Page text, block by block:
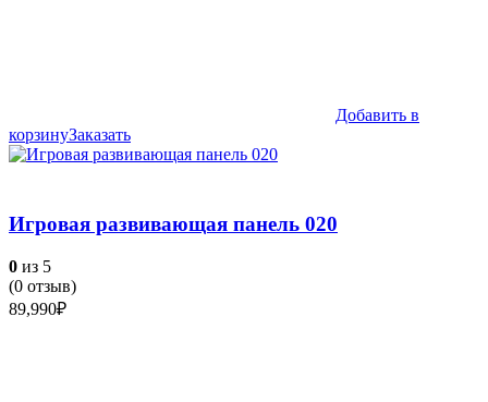
Добавить в
корзинуЗаказать
Игровая развивающая панель 020
0 из 5
(0 отзыв)
89,990₽